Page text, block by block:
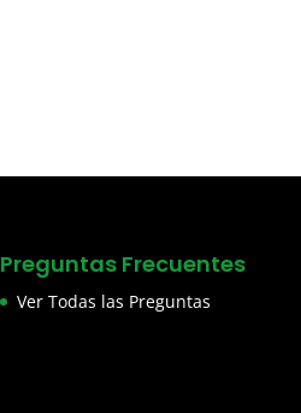
Preguntas Frecuentes
Ver Todas las Preguntas